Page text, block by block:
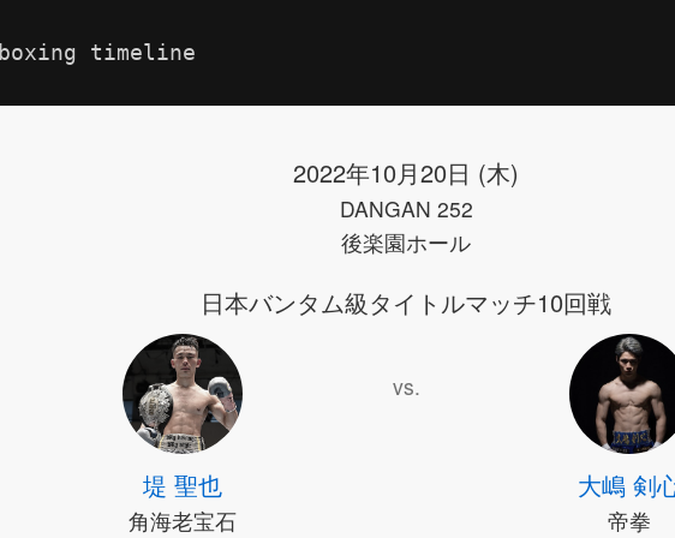
boxing timeline
2022年10月20日 (木)
DANGAN 252
後楽園ホール
日本バンタム級タイトルマッチ10回戦
堤 聖也
角海老宝石
vs.
大嶋 剣
帝拳